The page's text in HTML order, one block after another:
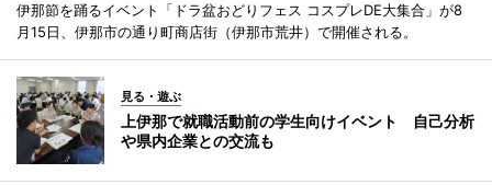
伊那節を踊るイベント「ドラ盆おどりフェス コスプレDE大集合」が8
月15日、伊那市の通り町商店街（伊那市荒井）で開催される。
見る・遊ぶ
上伊那で就職活動前の学生向けイベント 自己分析
や県内企業との交流も